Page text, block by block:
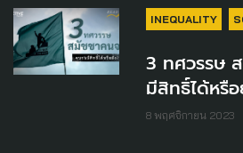
INEQUALITY
3 ทศวรรษ
มีสิทธิ์ได้หรื
8 พฤศจิกายน 2023